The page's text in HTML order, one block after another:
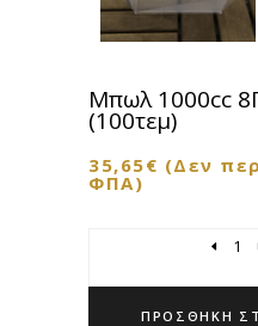
Μπωλ 1000cc
(100τεμ)
35,65€ (Δεν
ΦΠΑ)
ΠΡΟΣΘΉΚΗ